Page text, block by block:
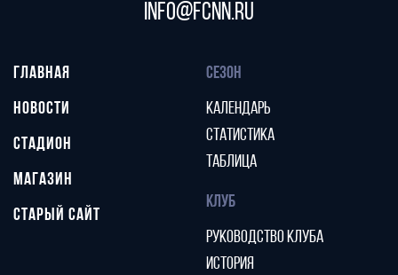
info@fcnn.ru
ГЛАВНАЯ
НОВОСТИ
СТАДИОН
МАГАЗИН
СТАРЫЙ САЙТ
СЕЗОН
КАЛЕНДАРЬ
СТАТИСТИКА
ТАБЛИЦА
КЛУБ
РУКОВОДСТВО КЛУБА
ИСТОРИЯ